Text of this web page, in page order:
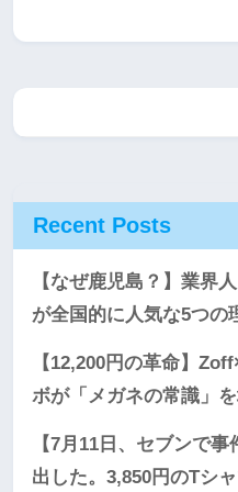
Recent Posts
【なぜ鹿児島？】業界
が全国的に人気な5つの
【12,200円の革命】
ボが「メガネの常識」
【7月11日、セブンで
出した。3,850円のTシ